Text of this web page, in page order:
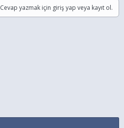
Cevap yazmak için giriş yap veya kayıt ol.